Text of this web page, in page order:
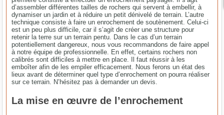
d’assembler différentes tailles de rochers qui servent à embellir, à
dynamiser un jardin et à réduire un petit dénivelé de terrain. L’autre
technique consiste à faire un enrochement de soutènement. Celui-ci
est un peu plus difficile, car il s’agit de créer une structure pour
retenir la terre sur un terrain pentu. Dans le cas d’un terrain
potentiellement dangereux, nous vous recommandons de faire appel
à notre équipe de professionnelle. En effet, certains rochers non
calibrés sont difficiles à mettre en place. Il faut réussir à les
emboîter afin de les empiler efficacement. Nous ferons un état des
lieux avant de déterminer quel type d’enrochement on pourra réaliser
sur ce terrain. N’hésitez pas à demander un devis.
La mise en œuvre de l’enrochement